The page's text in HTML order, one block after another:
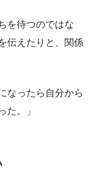
を待つのではな
伝えたりと、関係
なったら自分から
た。」